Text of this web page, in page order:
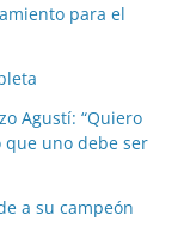
para el
Agustí: “Quiero
que uno debe ser
a su campeón